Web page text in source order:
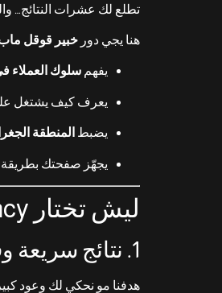
تطلع لك عشرات النتائج…
هنا يجي دور خبير قوقل
يفهم سلوك العملاء
يعرف كيف يشتغل
يضبط المنطقة
يجهّز صفحتك
ليش تختار Bandar SEO Agency كـ خبير قوقل ماب وخبير قوقل ماب بالرياض؟
1. نتائج سريعة وفورية قدر الإمكان
هدفنا مو نحكي لك وعود